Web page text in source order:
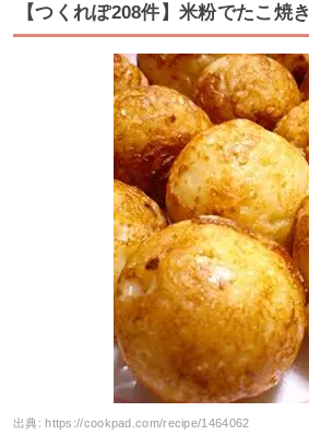
【つくれぽ208件】米粉でたこ焼き
出典:https://cookpad.com/recipe/1464062